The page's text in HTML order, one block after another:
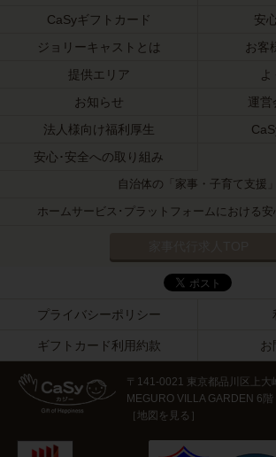
CaSyギフトカード
安
ジョリーキャストとは
お客
提供エリア
お知らせ
運営
法人様向け福利厚生
安心･安全への取り組み
自治体の「家事・子育て支援」
ホームサービス･プラットフォームにおける
プライバシーポリシー
ギフトカード利用約款
〒141-0021 東京都品川区上大
MEGURO VILLA GARDEN 6階
［地図を見る ］